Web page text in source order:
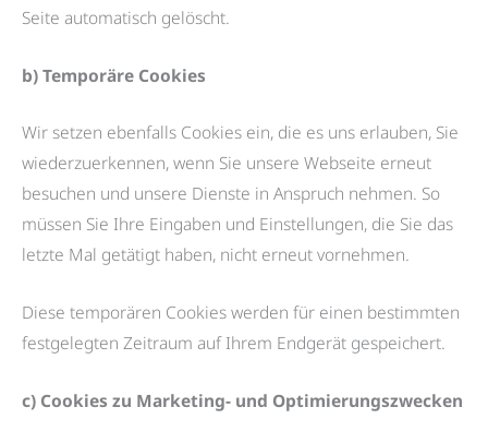
Seite automatisch gelöscht.
b) Temporäre Cookies
Wir setzen ebenfalls Cookies ein, die es uns erlauben, Sie
wiederzuerkennen, wenn Sie unsere Webseite erneut
besuchen und unsere Dienste in Anspruch nehmen. So
müssen Sie Ihre Eingaben und Einstellungen, die Sie das
letzte Mal getätigt haben, nicht erneut vornehmen.
Diese temporären Cookies werden für einen bestimmten
festgelegten Zeitraum auf Ihrem Endgerät gespeichert.
c) Cookies zu Marketing- und Optimierungszwecken